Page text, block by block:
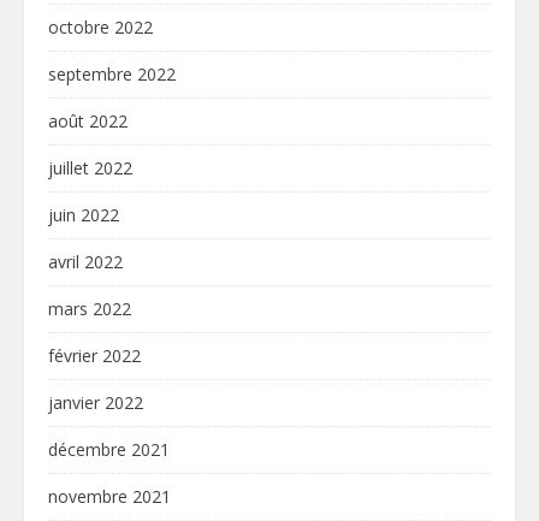
octobre 2022
septembre 2022
août 2022
juillet 2022
juin 2022
avril 2022
mars 2022
février 2022
janvier 2022
décembre 2021
novembre 2021